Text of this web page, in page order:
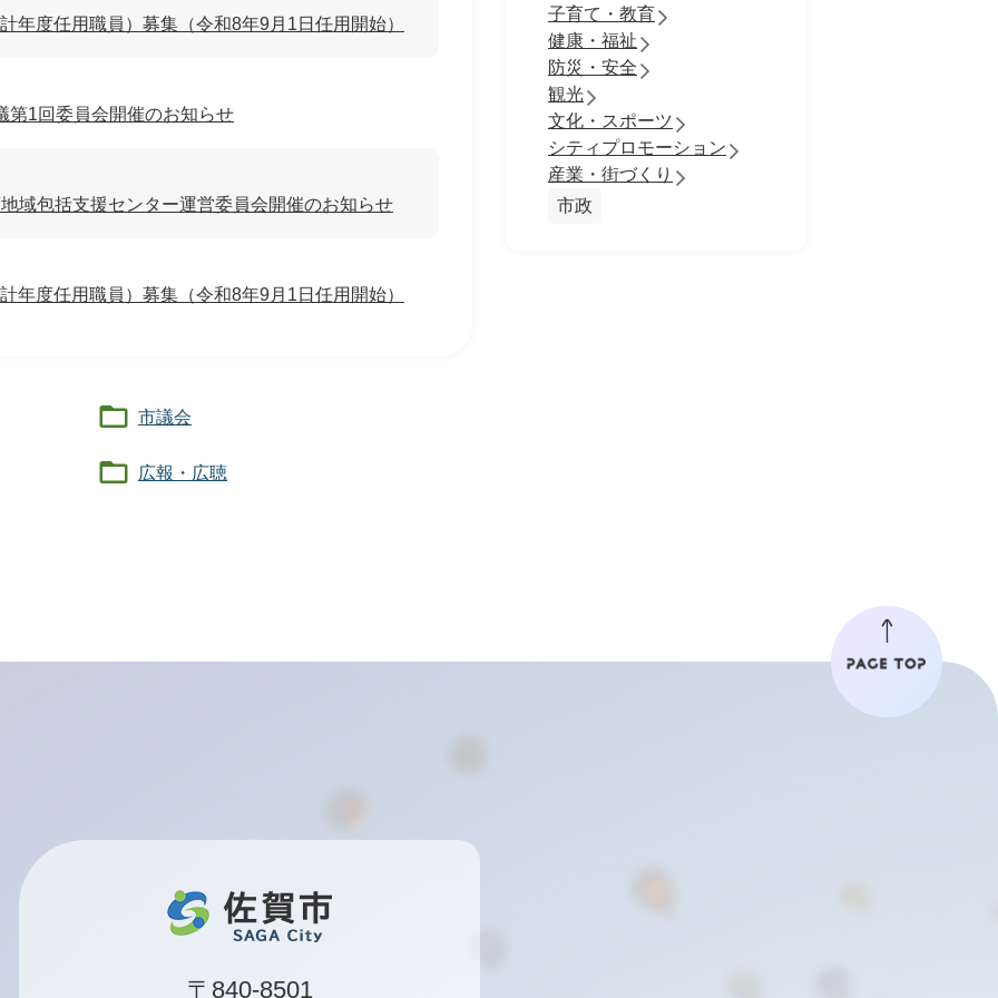
年度任用職員）募集（令和8年9月1日任用開始）
第1回委員会開催のお知らせ
域包括支援センター運営委員会開催のお知らせ
年度任用職員）募集（令和8年9月1日任用開始）
市議会
広報・広聴
子育て・教育
健康・福祉
防災・安全
観光
文化・スポーツ
シティプロモーション
産業・街づくり
市政
〒840-8501